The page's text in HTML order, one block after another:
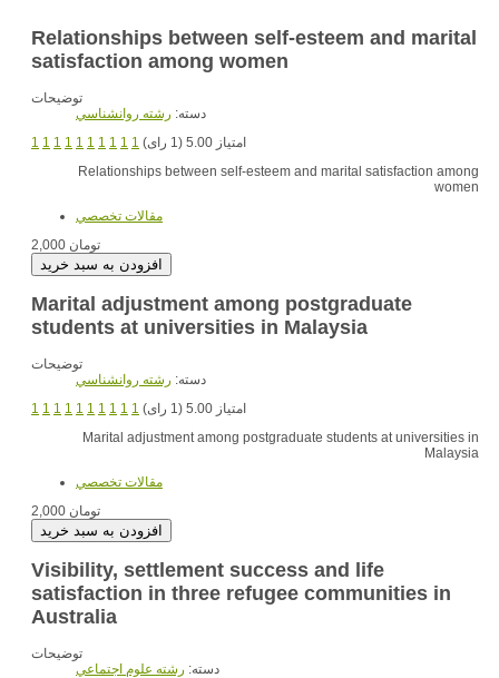
Relationships between self-esteem and marital
satisfaction among women
توضیحات
دسته: رشته روانشناسي
1 1 1 1 1 1 1 1 1 1
امتیاز 5.00 (1 رای)
Relationships between self-esteem and marital satisfaction among
women
مقالات تخصصي
2,000 تومان
Marital adjustment among postgraduate
students at universities in Malaysia
توضیحات
دسته: رشته روانشناسي
1 1 1 1 1 1 1 1 1 1
امتیاز 5.00 (1 رای)
Marital adjustment among postgraduate students at universities in
Malaysia
مقالات تخصصي
2,000 تومان
Visibility, settlement success and life
satisfaction in three refugee communities in
Australia
توضیحات
دسته: رشته علوم اجتماعي